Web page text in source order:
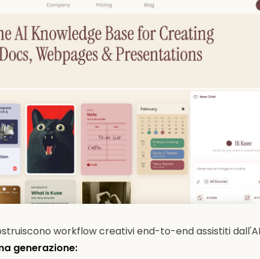
workflow creativi end-to-end assistiti dall'AI
generazione: